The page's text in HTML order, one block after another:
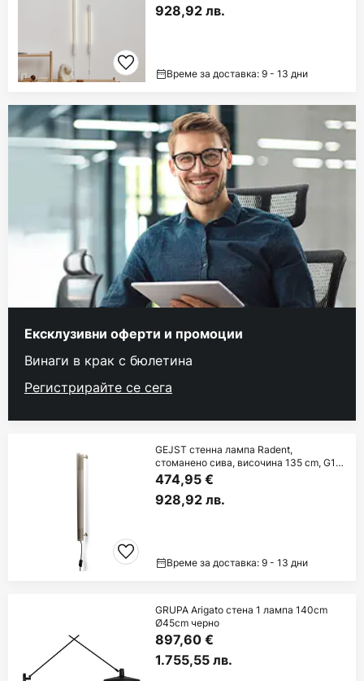
928,92 лв.
Време за доставка: 9 - 13 дни
Ексклузивни оферти и промоции
Винаги в крак с бюлетина
Регистрирайте се сега
GEJST стенна лампа Radent,
стоманено сива, височина 135 cm, G13
LED
474,95 €
928,92 лв.
Време за доставка: 9 - 13 дни
GRUPA Arigato стена 1 лампа 140cm
Ø45cm черно
897,60 €
1.755,55 лв.